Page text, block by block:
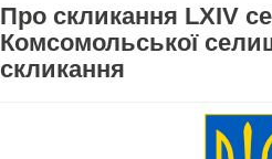
Про скликання LXIV
Комсомольської
скликання